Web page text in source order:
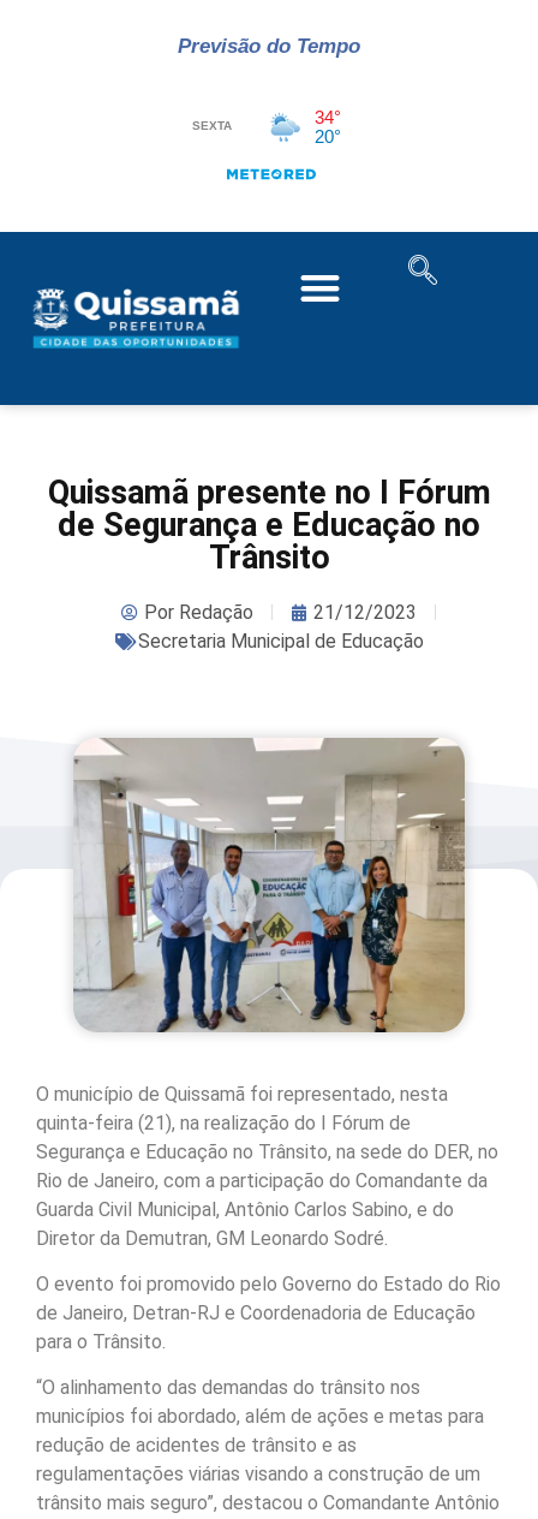
Previsão do Tempo
Quissamã presente no I Fórum
de Segurança e Educação no
Trânsito
PorRedação
21/12/2023
Secretaria Municipal de Educação
O município de Quissamã foi representado, nesta
quinta-feira (21), na realização do I Fórum de
Segurança e Educação no Trânsito, na sede do DER, no
Rio de Janeiro, com a participação do Comandante da
Guarda Civil Municipal, Antônio Carlos Sabino, e do
Diretor da Demutran, GM Leonardo Sodré.
O evento foi promovido pelo Governo do Estado do Rio
de Janeiro, Detran-RJ e Coordenadoria de Educação
para o Trânsito.
“O alinhamento das demandas do trânsito nos
municípios foi abordado, além de ações e metas para
redução de acidentes de trânsito e as
regulamentações viárias visando a construção de um
trânsito mais seguro”, destacou o Comandante Antônio